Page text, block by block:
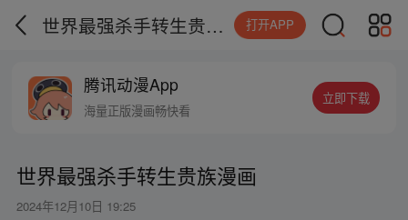
世界最强杀手转生贵族漫画 打开APP
腾讯动漫App
海量正版漫画畅快看
立即下载
世界最强杀手转生贵族漫画
2024年12月10日 19:25